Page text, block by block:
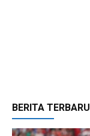
BERITA TERBARU